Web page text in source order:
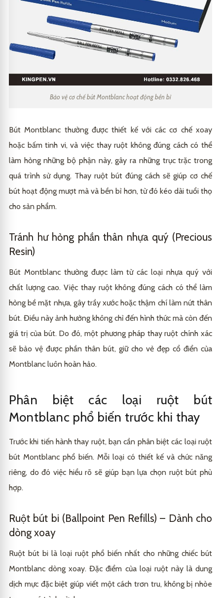
Bảo vệ cơ chế bút Montblanc hoạt động bền bỉ
Bút Montblanc thường được thiết kế với các cơ chế xoay
hoặc bấm tinh vi, và việc thay ruột không đúng cách có thể
làm hỏng những bộ phận này, gây ra những trục trặc trong
quá trình sử dụng. Thay ruột bút đúng cách sẽ giúp cơ chế
bút hoạt động mượt mà và bền bỉ hơn, từ đó kéo dài tuổi thọ
cho sản phẩm.
Tránh hư hỏng phần thân nhựa quý (Precious
Resin)
Bút Montblanc thường được làm từ các loại nhựa quý với
chất lượng cao. Việc thay ruột không đúng cách có thể làm
hỏng bề mặt nhựa, gây trầy xước hoặc thậm chí làm nứt thân
bút. Điều này ảnh hưởng không chỉ đến hình thức mà còn đến
giá trị của bút. Do đó, một phương pháp thay ruột chính xác
sẽ bảo vệ được phần thân bút, giữ cho vẻ đẹp cổ điển của
Montblanc luôn hoàn hảo.
Phân biệt các loại ruột bút
Montblanc phổ biến trước khi thay
Trước khi tiến hành thay ruột, bạn cần phân biệt các loại ruột
bút Montblanc phổ biến. Mỗi loại có thiết kế và chức năng
riêng, do đó việc hiểu rõ sẽ giúp bạn lựa chọn ruột bút phù
hợp.
Ruột bút bi (Ballpoint Pen Refills) – Dành cho
dòng xoay
Ruột bút bi là loại ruột phổ biến nhất cho những chiếc bút
Montblanc dòng xoay. Đặc điểm của loại ruột này là dung
dịch mực đặc biệt giúp viết một cách trơn tru, không bị nhòe